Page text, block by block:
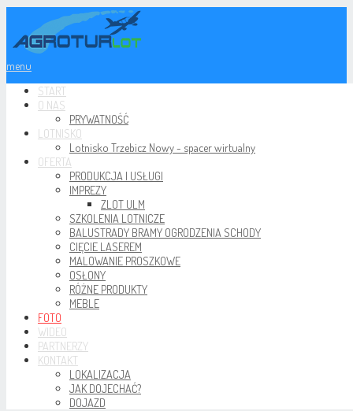
menu
START
O NAS
PRYWATNOŚĆ
LOTNISKO
Lotnisko Trzebicz Nowy - spacer wirtualny
OFERTA
PRODUKCJA I USŁUGI
IMPREZY
ZLOT ULM
SZKOLENIA LOTNICZE
BALUSTRADY BRAMY OGRODZENIA SCHODY
CIĘCIE LASEREM
MALOWANIE PROSZKOWE
OSŁONY
RÓŻNE PRODUKTY
MEBLE
FOTO
WIDEO
PARTNERZY
KONTAKT
LOKALIZACJA
JAK DOJECHAĆ?
DOJAZD